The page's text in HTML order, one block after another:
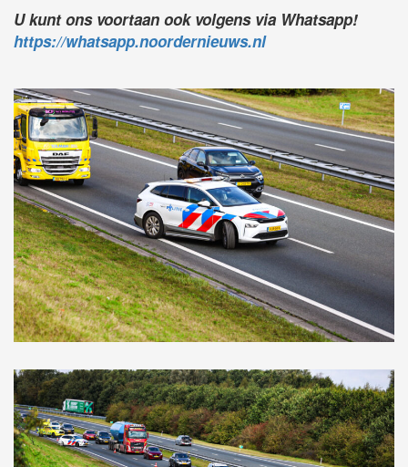
U kunt ons voortaan ook volgens via Whatsapp!
https://whatsapp.noordernieuws.nl